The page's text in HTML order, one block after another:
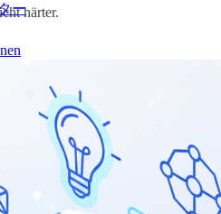
ーhärter.